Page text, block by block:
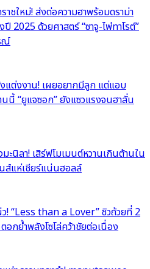
าชใหม่! ส่งต่อความฮาพร้อมดราม่า
2025 ด้วยศาสตร์ “ซาจู-ไพ่ทาโรต์”
ณ์
แต่งงาน! เผยอยากมีลูก แต่แอบ
นี้ “ยูแจซอก” ยังแซวแรงจนฮาลั่น
ะนิลา! เสิร์ฟโมเมนต์หวานเกินต้านใน
แห่เชียร์แน่นฮอลล์
! “Less than a Lover” ซิวถ้วยที่ 2
กย้ำพลังโซโล่คว้าชัยต่อเนื่อง